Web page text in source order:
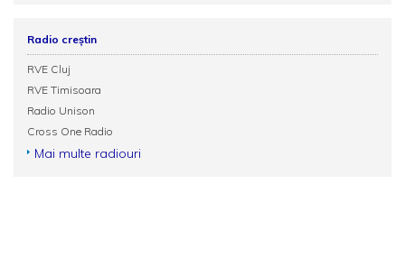
Radio creștin
RVE Cluj
RVE Timisoara
Radio Unison
Cross One Radio
Mai multe radiouri